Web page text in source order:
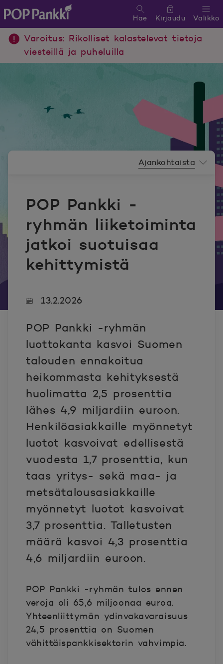
POP Pankki, etusivulle
Valikko
Hae Kirjaudu
Varoitus: Rikolliset kalastelevat tietoja
viesteillä ja puheluilla
POP Pankki -
ryhmän liiketoiminta
jatkoi suotuisaa
kehittymistä
Ajankohtaista
13.2.2026
POP Pankki -ryhmän
luottokanta kasvoi Suomen
talouden ennakoitua
heikommasta kehityksestä
huolimatta 2,5 prosenttia
lähes 4,9 miljardiin euroon.
Henkilöasiakkaille myönnetyt
luotot kasvoivat edellisestä
vuodesta 1,7 prosenttia, kun
taas yritys- sekä maa- ja
metsätalousasiakkaille
myönnetyt luotot kasvoivat
3,7 prosenttia. Talletusten
määrä kasvoi 4,3 prosenttia
4,6 miljardiin euroon.
POP Pankki -ryhmän tulos ennen
veroja oli 65,6 miljoonaa euroa.
Yhteenliittymän ydinvakavaraisuus
24,5 prosenttia on Suomen
vähittäispankkisektorin vahvimpia.